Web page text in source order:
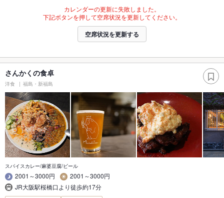
カレンダーの更新に失敗しました。
下記ボタンを押して空席状況を更新してください。
空席状況を更新する
さんかくの食卓
洋食 福島・新福島
スパイスカレー/麻婆豆腐/ビール
2001～3000円
2001～3000円
JR大阪駅桜橋口より徒歩約17分